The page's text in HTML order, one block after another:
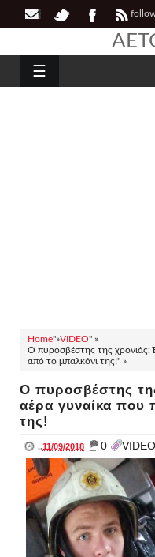
☰
Home"»VIDEO" »
Ο πυροσβέστης της χρονιάς:
από το μπαλκόνι της!" »
Ο πυροσβέστης
αέρα γυναίκα που
της!
..11/09/2018 _ 0 VIDEO,